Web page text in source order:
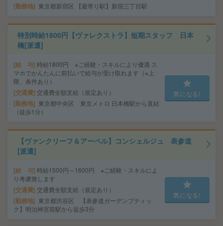
勤務地 東京都新宿区 【最寄り駅】新宿三丁目駅
特別時給1800円【ヴァレクストラ】短期スタッフ 日本
橋[派遣]
給 与 時給1800円 ※ご経験・スキルにより優遇 ス
マホでかんたんに前払いで給与が受け取れます（※上
限、条件あり）
交通費 交通費全額支給（規定あり）
勤務地
東京都中央区 東京メトロ 日本橋駅から直結
（徒歩1分）
気になる!
【ヴァンクリーフ＆アーペル】コンシェルジュ 表参道
[派遣]
給 与 時給1500円～1600円 ※ご経験・スキルによ
り考慮致します
交通費 交通費全額支給（規定あり）
勤務地
東京都渋谷区 【表参道ガーデンブティッ
ク】明治神宮前駅から徒歩3分
気になる!